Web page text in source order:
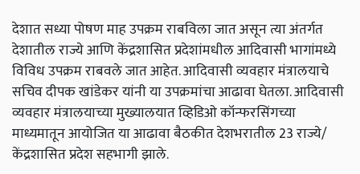
देशात सध्या पोषण माह उपक्रम राबविला जात असून त्या अंतर्गत
देशातील राज्ये आणि केंद्रशासित प्रदेशांमधील आदिवासी भागांमध्ये
विविध उपक्रम राबवले जात आहेत. आदिवासी व्यवहार मंत्रालयाचे
सचिव दीपक खांडेकर यांनी या उपक्रमांचा आढावा घेतला. आदिवासी
व्यवहार मंत्रालयाच्या मुख्यालयात व्हिडिओ कॉन्फरसिंगच्या
माध्यमातून आयोजित या आढावा बैठकीत देशभरातील 23 राज्ये/
केंद्रशासित प्रदेश सहभागी झाले.